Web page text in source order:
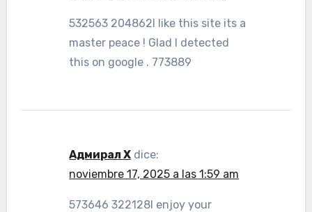
532563 204862I like this site its a
master peace ! Glad I detected
this on google . 773889
Адмирал X dice:
noviembre 17, 2025 a las 1:59 am
573646 322128I enjoy your